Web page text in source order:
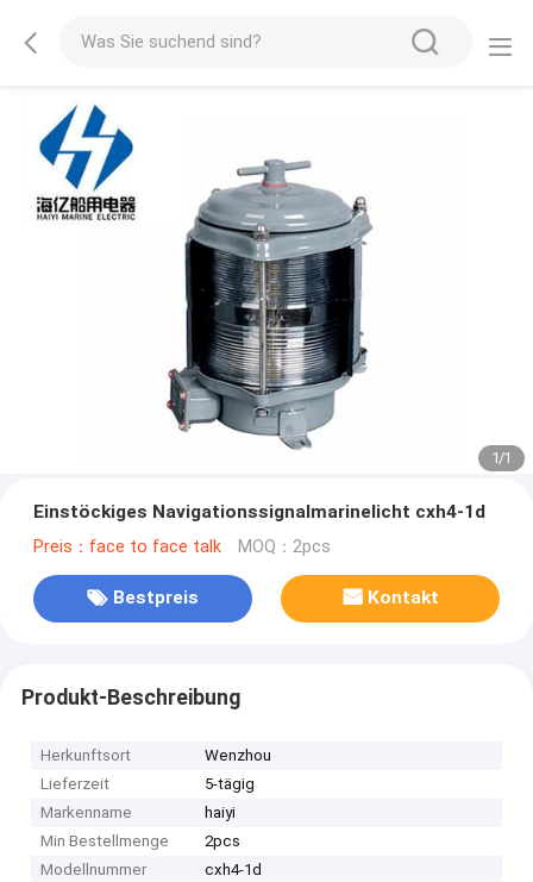
1/1
Einstöckiges Navigationssignalmarinelicht cxh4-1d
Preis：face to face talk MOQ：2pcs
Bestpreis Kontakt
Produkt-Beschreibung
Herkunftsort
Wenzhou
Lieferzeit
5-tägig
Markenname
haiyi
Min Bestellmenge
2pcs
Modellnummer
cxh4-1d